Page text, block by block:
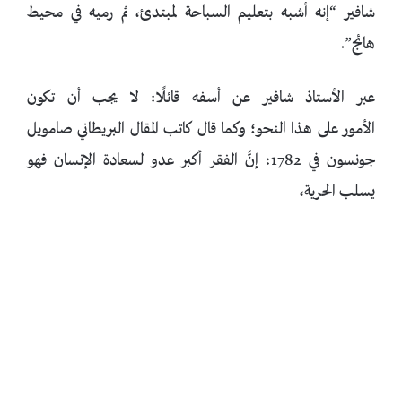
شافير “إنه أشبه بتعليم السباحة لمبتدئ، ثم رميه في محيط
هائج”.
عبر الأستاذ شافير عن أسفه قائلًا: لا يجب أن تكون
الأمور على هذا النحو؛ وكما قال كاتب المقال البريطاني صامويل
جونسون في 1782: إنَّ الفقر أكبر عدو لسعادة الإنسان فهو
يسلب الحرية،